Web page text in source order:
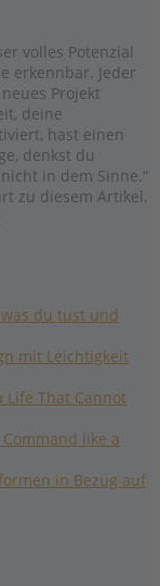
volles Potenzial
erkennbar. Jeder
Projekt
deine
hast einen
denkst du
in dem Sinne.“
zu diesem Artikel.
du tust und
mit Leichtigkeit
Life That Cannot
Command like a
in Bezug auf